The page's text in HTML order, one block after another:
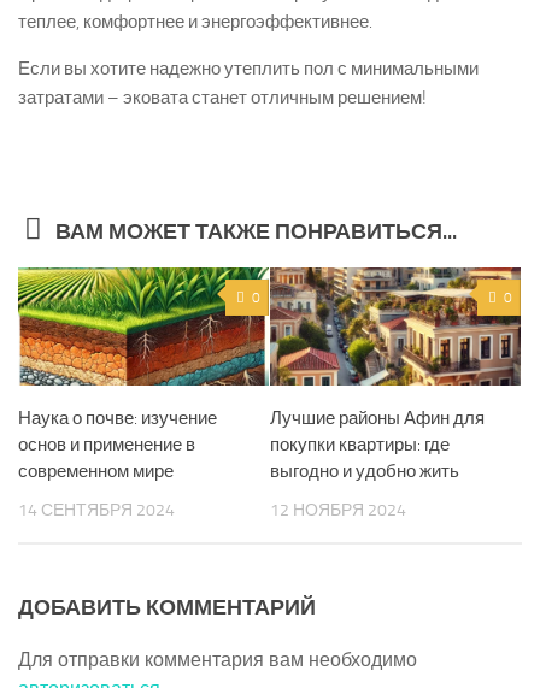
теплее, комфортнее и энергоэффективнее.
Если вы хотите надежно утеплить пол с минимальными
затратами – эковата станет отличным решением!
ВАМ МОЖЕТ ТАКЖЕ ПОНРАВИТЬСЯ...
0
Наука о почве: изучение
основ и применение в
современном мире
14 СЕНТЯБРЯ 2024
0
Лучшие районы Афин для
покупки квартиры: где
выгодно и удобно жить
12 НОЯБРЯ 2024
ДОБАВИТЬ КОММЕНТАРИЙ
Для отправки комментария вам необходимо